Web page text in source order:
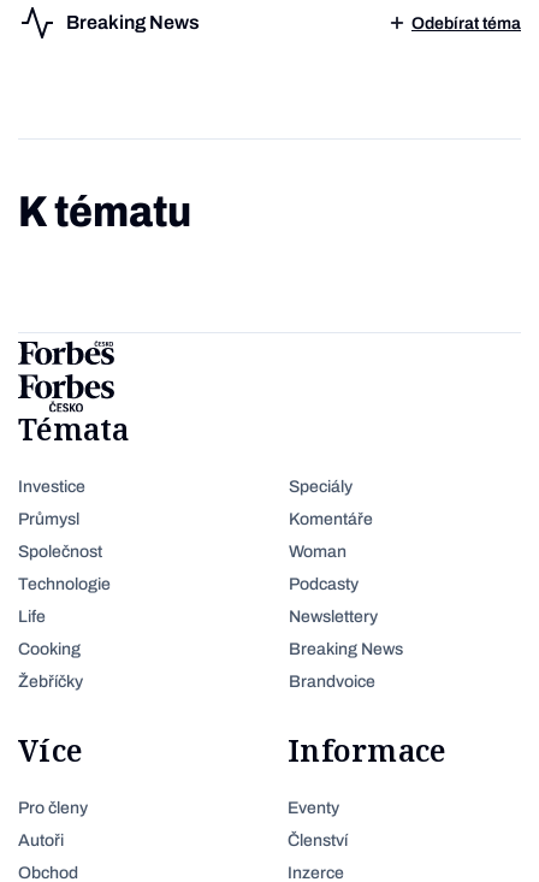
Breaking News Odebírat téma
K tématu
Témata
Investice
Průmysl
Společnost
Technologie
Life
Cooking
Žebříčky
Speciály
Komentáře
Woman
Podcasty
Newslettery
Breaking News
Brandvoice
Více
Pro členy
Autoři
Obchod
Informace
Eventy
Členství
Inzerce